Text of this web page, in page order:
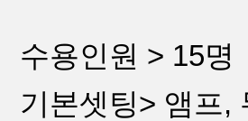
수용인원 > 15명
기본셋팅> 앰프,